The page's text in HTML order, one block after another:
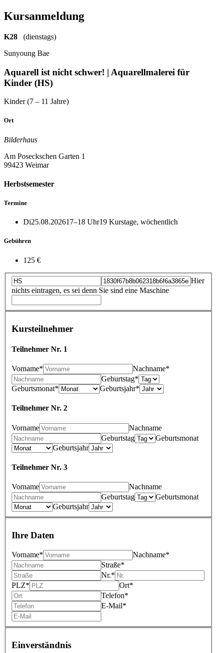
Kursanmeldung
K28
(dienstags)
Sunyoung Bae
Aquarell ist nicht schwer! | Aquarellmalerei für
Kinder (HS)
Kinder (7 – 11 Jahre)
Ort
Bilderhaus
Am Poseckschen Garten 1
99423 Weimar
Herbstsemester
Termine
Di25.08.202617–18 Uhr19 Kurstage, wöchentlich
Gebühren
125 €
Hier
nichts eintragen, es sei denn Sie sind eine Maschine
Kursteilnehmer
Teilnehmer Nr. 1
Vorname*
Nachname*
Geburtstag*
Geburtsmonat*
Geburtsjahr*
Teilnehmer Nr. 2
Vorname
Nachname
Geburtstag
Geburtsmonat
Geburtsjahr
Teilnehmer Nr. 3
Vorname
Nachname
Geburtstag
Geburtsmonat
Geburtsjahr
Ihre Daten
Vorname*
Nachname*
Straße*
Nr.*
PLZ*
Ort*
Telefon*
E‑Mail*
Einverständnis